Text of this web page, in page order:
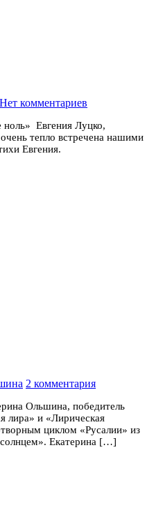
Нет комментариев
ноль» Евгения Луцко,
тепло встречена нашими
Евгения.
2 комментария
Ольшина, победитель
лира» и «Лирическая
циклом «Русалии» из
Екатерина […]